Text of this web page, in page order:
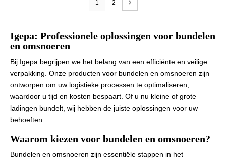
1 2
Igepa: Professionele oplossingen voor bundelen
en omsnoeren
Bij Igepa begrijpen we het belang van een efficiënte en veilige
verpakking. Onze producten voor bundelen en omsnoeren zijn
ontworpen om uw logistieke processen te optimaliseren,
waardoor u tijd en kosten bespaart. Of u nu kleine of grote
ladingen bundelt, wij hebben de juiste oplossingen voor uw
behoeften.
Waarom kiezen voor bundelen en omsnoeren?
Bundelen en omsnoeren zijn essentiële stappen in het